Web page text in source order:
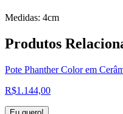
Medidas: 4cm
Produtos
Pote Phanther Color em
R$1.144,00
Eu quero!